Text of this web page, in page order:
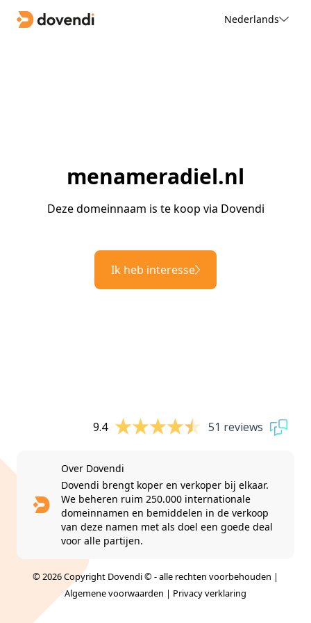
Nederlands
menameradiel.nl
Deze domeinnaam is te koop via Dovendi
Ik heb interesse
9.4 51 reviews
Over Dovendi
Dovendi brengt koper en verkoper bij elkaar.
We beheren ruim 250.000 internationale
domeinnamen en bemiddelen in de verkoop
van deze namen met als doel een goede deal
voor alle partijen.
© 2026 Copyright Dovendi © - alle rechten voorbehouden |
Algemene voorwaarden | Privacy verklaring